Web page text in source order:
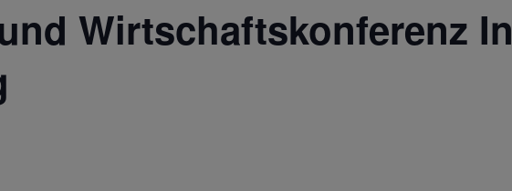
Wirtschaftskonferenz In